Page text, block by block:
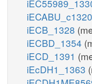
iECABU_c1320
iECB_1328
iECBD_1354
iECD_1391
iEcDH1_1363